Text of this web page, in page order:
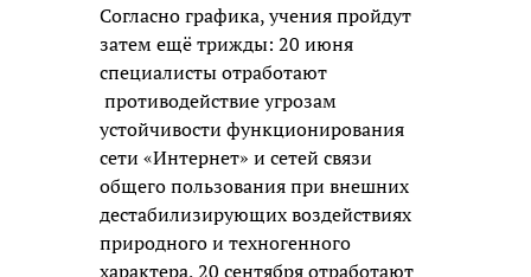
Согласно графика, учения пройдут
затем ещё трижды: 20 июня
специалисты отработают
противодействие угрозам
устойчивости функционирования
сети «Интернет» и сетей связи
общего пользования при внешних
дестабилизирующих воздействиях
природного и техногенного
характера, 20 сентября отработают